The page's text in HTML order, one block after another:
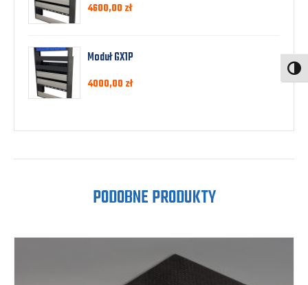
4600,00 zł
Moduł GX1P
4000,00 zł
PODOBNE PRODUKTY